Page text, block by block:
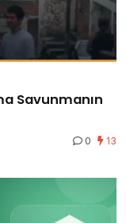
Savunmanın
0 13